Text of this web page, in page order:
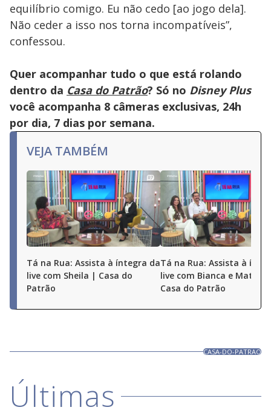
equilíbrio comigo. Eu não cedo [ao jogo dela].
Não ceder a isso nos torna incompatíveis”,
confessou.
Quer acompanhar tudo o que está rolando
dentro da Casa do Patrão? Só no Disney Plus
você acompanha 8 câmeras exclusivas, 24h
por dia, 7 dias por semana.
VEJA TAMBÉM
Tá na Rua: Assista à íntegra da
live com Sheila | Casa do
Patrão
Tá na Rua: Assista à
live com Bianca e
Casa do Patrão
CASA-DO-PATRAO
Últimas